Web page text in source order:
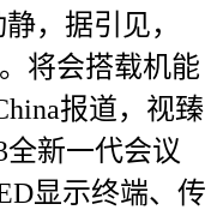
，据引见，
将会搭载机能
报道，视臻
新一代会议
显示终端、传